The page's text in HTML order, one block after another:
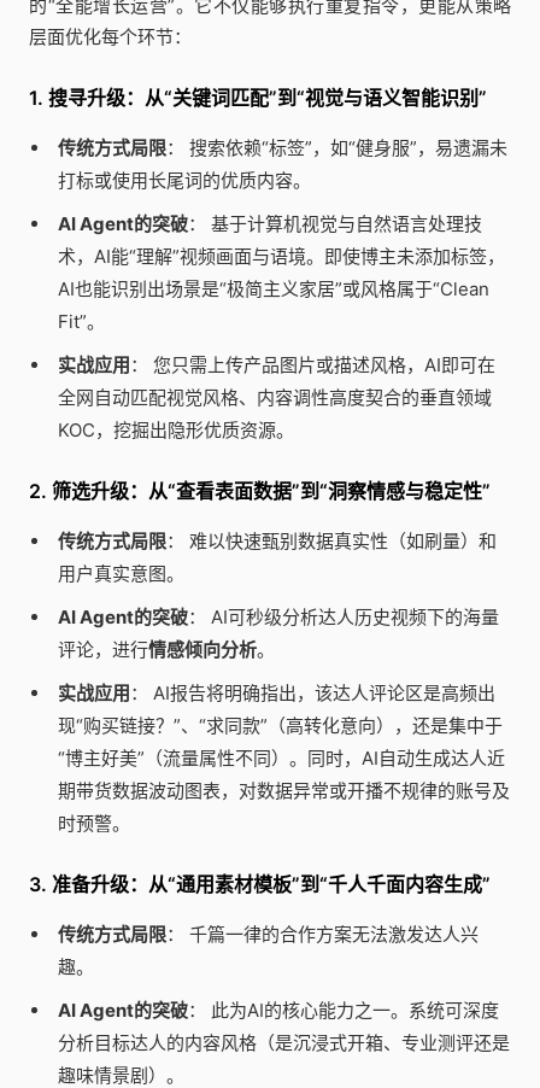
的“全能增长运营”。它不仅能够执行重复指令，更能从策略
层面优化每个环节：
1. 搜寻升级：从“关键词匹配”到“视觉与语义智能识别”
传统方式局限： 搜索依赖“标签”，如“健身服”，易遗漏未
打标或使用长尾词的优质内容。
AI Agent的突破： 基于计算机视觉与自然语言处理技
术，AI能“理解”视频画面与语境。即使博主未添加标签，
AI也能识别出场景是“极简主义家居”或风格属于“Clean
Fit”。
实战应用： 您只需上传产品图片或描述风格，AI即可在
全网自动匹配视觉风格、内容调性高度契合的垂直领域
KOC，挖掘出隐形优质资源。
2. 筛选升级：从“查看表面数据”到“洞察情感与稳定性”
传统方式局限： 难以快速甄别数据真实性（如刷量）和
用户真实意图。
AI Agent的突破： AI可秒级分析达人历史视频下的海量
评论，进行情感倾向分析。
实战应用： AI报告将明确指出，该达人评论区是高频出
现“购买链接？”、“求同款”（高转化意向），还是集中于
“博主好美”（流量属性不同）。同时，AI自动生成达人近
期带货数据波动图表，对数据异常或开播不规律的账号及
时预警。
3. 准备升级：从“通用素材模板”到“千人千面内容生成”
传统方式局限： 千篇一律的合作方案无法激发达人兴
趣。
AI Agent的突破： 此为AI的核心能力之一。系统可深度
分析目标达人的内容风格（是沉浸式开箱、专业测评还是
趣味情景剧）。